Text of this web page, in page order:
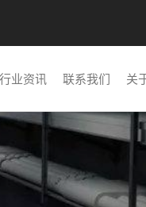
行业资讯 联系我们 关